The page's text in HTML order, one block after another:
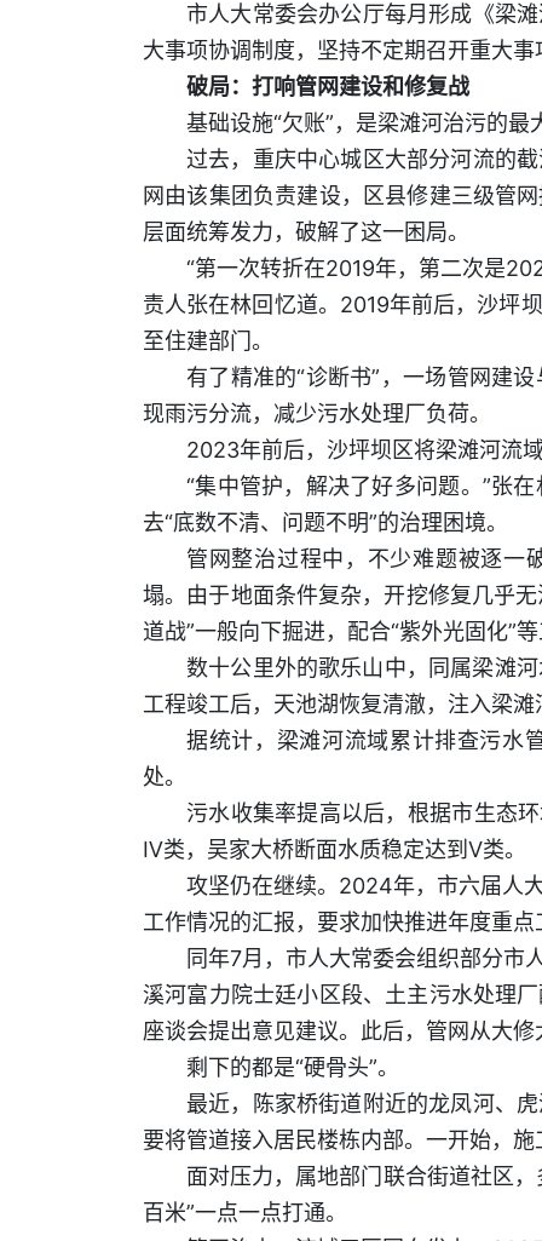
市人大常委会办公厅每月形成《梁
大事项协调制度，坚持不定期召开重大
破局：打响管网建设和修复战
基础设施“欠账”，是梁滩河治污的
过去，重庆中心城区大部分河流的
网由该集团负责建设，区县修建三级管
层面统筹发力，破解了这一困局。
“第一次转折在2019年，第二次是
责人张在林回忆道。2019年前后，沙坪
至住建部门。
有了精准的“诊断书”，一场管网建
现雨污分流，减少污水处理厂负荷。
2023年前后，沙坪坝区将梁滩河流
“集中管护，解决了好多问题。”张
去“底数不清、问题不明”的治理困境。
管网整治过程中，不少难题被逐一
塌。由于地面条件复杂，开挖修复几乎
道战”一般向下掘进，配合“紫外光固化”
数十公里外的歌乐山中，同属梁滩
工程竣工后，天池湖恢复清澈，注入梁
据统计，梁滩河流域累计排查污水
处。
污水收集率提高以后，根据市生态
Ⅳ类，吴家大桥断面水质稳定达到Ⅴ类。
攻坚仍在继续。2024年，市六届人
工作情况的汇报，要求加快推进年度重
同年7月，市人大常委会组织部分市
溪河富力院士廷小区段、土主污水处理
座谈会提出意见建议。此后，管网从大
剩下的都是“硬骨头”。
最近，陈家桥街道附近的龙凤河、
要将管道接入居民楼栋内部。一开始，
面对压力，属地部门联合街道社区
百米”一点一点打通。